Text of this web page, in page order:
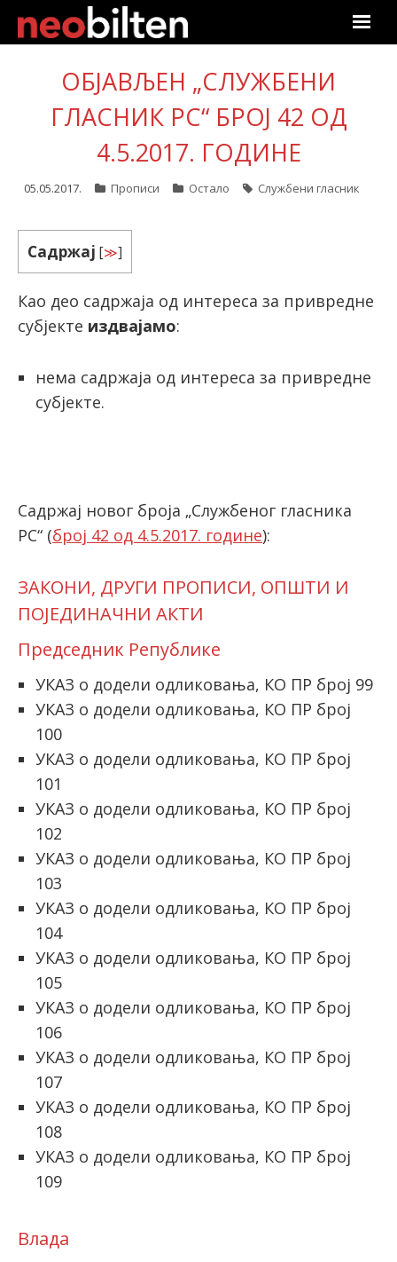
Почетна
Претрага
Актуелно
Подаци
Линкови
Претплата
Пријава
ОБЈАВЉЕН „СЛУЖБЕНИ
ГЛАСНИК РС“ БРОЈ 42 ОД
4.5.2017. ГОДИНЕ
05.05.2017. Прописи Остало Службени гласник
Садржај [≫]
Као део садржаја од интереса за привредне
субјекте издвајамо:
нема садржаја од интереса за привредне
субјекте.
Садржај новог броја „Службеног гласника
РС“ (број 42 од 4.5.2017. године):
ЗАКОНИ, ДРУГИ ПРОПИСИ, ОПШТИ И
ПОЈЕДИНАЧНИ АКТИ
Председник Републике
УКАЗ о додели одликовања, КО ПР број 99
УКАЗ о додели одликовања, КО ПР број
100
УКАЗ о додели одликовања, КО ПР број
101
УКАЗ о додели одликовања, КО ПР број
102
УКАЗ о додели одликовања, КО ПР број
103
УКАЗ о додели одликовања, КО ПР број
104
УКАЗ о додели одликовања, КО ПР број
105
УКАЗ о додели одликовања, КО ПР број
106
УКАЗ о додели одликовања, КО ПР број
107
УКАЗ о додели одликовања, КО ПР број
108
УКАЗ о додели одликовања, КО ПР број
109
Влада